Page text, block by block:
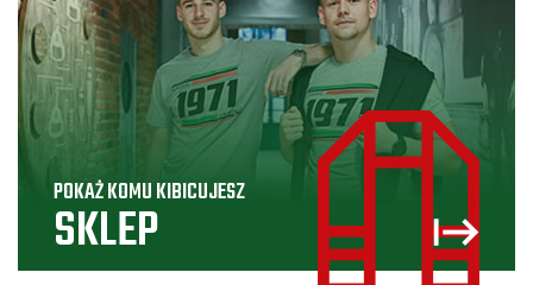
POKAŻ KOMU KIBICUJESZ
SKLEP